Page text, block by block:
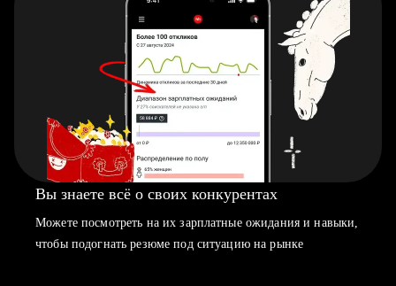
Вы знаете всё о своих конкурентах
Можете посмотреть на их зарплатные ожидания и навыки,
чтобы подогнать резюме под ситуацию на рынке